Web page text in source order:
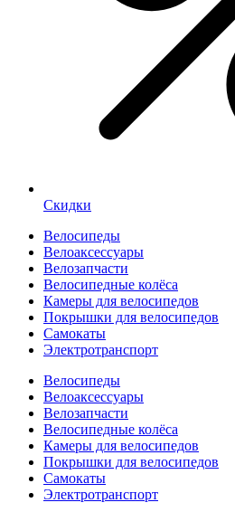
Скидки
Велосипеды
Велоаксессуары
Велозапчасти
Велосипедные колёса
Камеры для велосипедов
Покрышки для велосипедов
Самокаты
Электротранспорт
Велосипеды
Велоаксессуары
Велозапчасти
Велосипедные колёса
Камеры для велосипедов
Покрышки для велосипедов
Самокаты
Электротранспорт